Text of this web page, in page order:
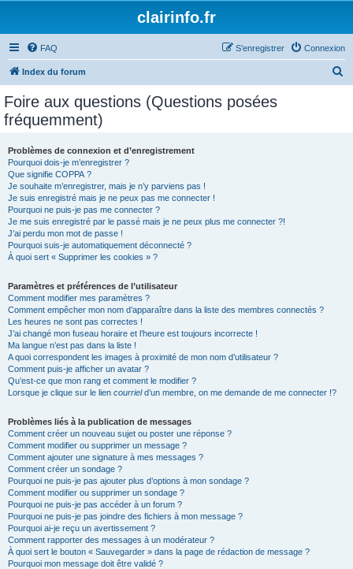
clairinfo.fr
FAQ Connexion
S’enregistrer
Index du forum
Foire aux questions (Questions posées
fréquemment)
Problèmes de connexion et d’enregistrement
Pourquoi dois-je m’enregistrer ?
Que signifie COPPA ?
Je souhaite m’enregistrer, mais je n’y parviens pas !
Je suis enregistré mais je ne peux pas me connecter !
Pourquoi ne puis-je pas me connecter ?
Je me suis enregistré par le passé mais je ne peux plus me connecter ?!
J’ai perdu mon mot de passe !
Pourquoi suis-je automatiquement déconnecté ?
À quoi sert « Supprimer les cookies » ?
Paramètres et préférences de l’utilisateur
Comment modifier mes paramètres ?
Comment empêcher mon nom d’apparaître dans la liste des membres connectés ?
Les heures ne sont pas correctes !
J’ai changé mon fuseau horaire et l’heure est toujours incorrecte !
Ma langue n’est pas dans la liste !
A quoi correspondent les images à proximité de mon nom d’utilisateur ?
Comment puis-je afficher un avatar ?
Qu’est-ce que mon rang et comment le modifier ?
Lorsque je clique sur le lien courrield’un membre, on me demande de me connecter !?
Problèmes liés à la publication de messages
Comment créer un nouveau sujet ou poster une réponse ?
Comment modifier ou supprimer un message ?
Comment ajouter une signature à mes messages ?
Comment créer un sondage ?
Pourquoi ne puis-je pas ajouter plus d’options à mon sondage ?
Comment modifier ou supprimer un sondage ?
Pourquoi ne puis-je pas accéder à un forum ?
Pourquoi ne puis-je pas joindre des fichiers à mon message ?
Pourquoi ai-je reçu un avertissement ?
Comment rapporter des messages à un modérateur ?
À quoi sert le bouton « Sauvegarder » dans la page de rédaction de message ?
Pourquoi mon message doit être validé ?